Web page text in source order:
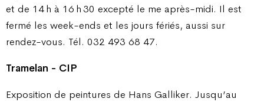
et de 14 h à 16 h 30 excepté le me après-midi. Il est
fermé les week-ends et les jours fériés, aussi sur
rendez-vous. Tél. 032 493 68 47.
Tramelan - CIP
Exposition de peintures de Hans Galliker. Jusqu’au